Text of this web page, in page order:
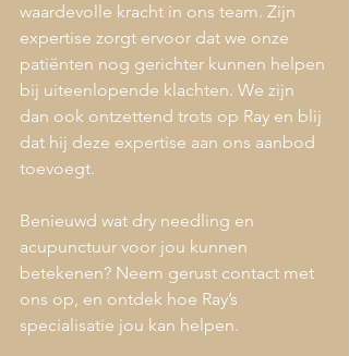
waardevolle kracht in ons team. Zijn
expertise zorgt ervoor dat we onze
patiënten nog gerichter kunnen helpen
bij uiteenlopende klachten. We zijn
dan ook ontzettend trots op Ray en blij
dat hij deze expertise aan ons aanbod
toevoegt.
Benieuwd wat dry needling en
acupunctuur voor jou kunnen
betekenen? Neem gerust contact met
ons op, en ontdek hoe Ray’s
specialisatie jou kan helpen.